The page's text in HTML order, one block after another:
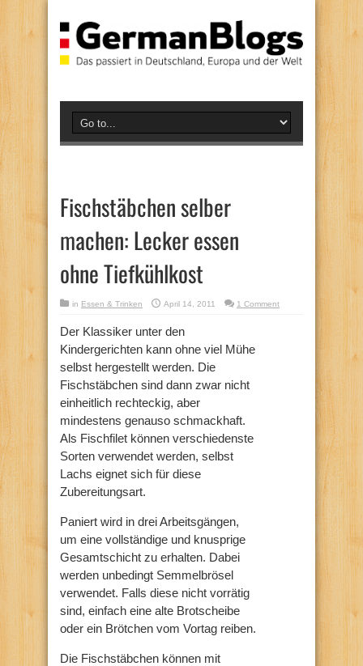
Fischstäbchen selber
machen: Lecker essen
ohne Tiefkühlkost
in Essen & Trinken April 14, 2011 1 Comment
Der Klassiker unter den
Kindergerichten kann ohne viel Mühe
selbst hergestellt werden. Die
Fischstäbchen sind dann zwar nicht
einheitlich rechteckig, aber
mindestens genauso schmackhaft.
Als Fischfilet können verschiedenste
Sorten verwendet werden, selbst
Lachs eignet sich für diese
Zubereitungsart.
Paniert wird in drei Arbeitsgängen,
um eine vollständige und knusprige
Gesamtschicht zu erhalten. Dabei
werden unbedingt Semmelbrösel
verwendet. Falls diese nicht vorrätig
sind, einfach eine alte Brotscheibe
oder ein Brötchen vom Vortag reiben.
Die Fischstäbchen können mit